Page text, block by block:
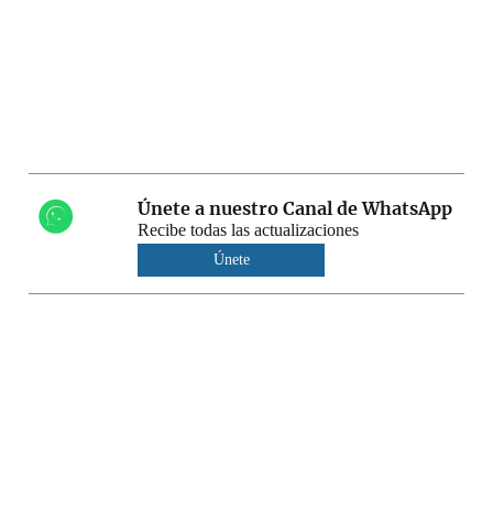
Únete a nuestro Canal de WhatsApp
Recibe todas las actualizaciones
Únete